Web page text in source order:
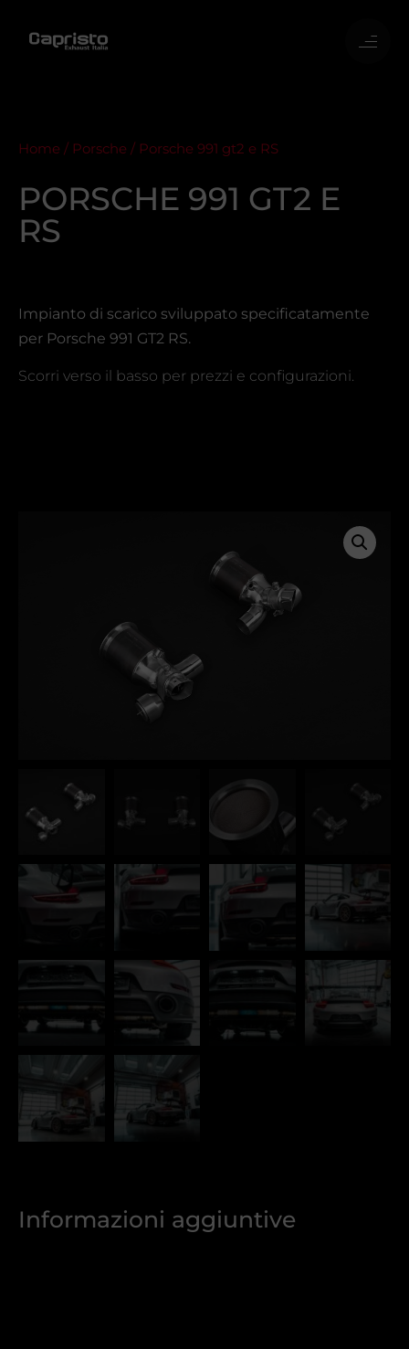
Home / Porsche / Porsche 991 gt2 e RS
PORSCHE 991 GT2 E
RS
Impianto di scarico sviluppato specificatamente
per Porsche 991 GT2 RS.
Scorri verso il basso per prezzi e configurazioni.
Informazioni aggiuntive